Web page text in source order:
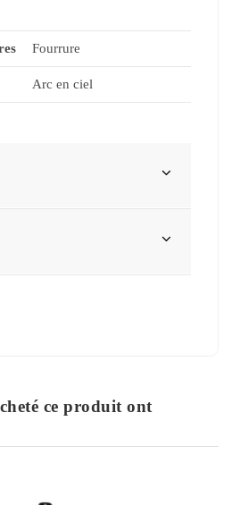
Fourrure
Arc en ciel
ce produit ont